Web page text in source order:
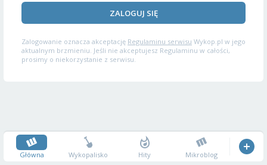
ZALOGUJ SIĘ
Zalogowanie oznacza akceptację Regulaminu serwisu Wykop.pl w jego
aktualnym brzmieniu. Jeśli nie akceptujesz Regulaminu w całości,
prosimy o niekorzystanie z serwisu.
Główna Wykopalisko Hity Mikroblog